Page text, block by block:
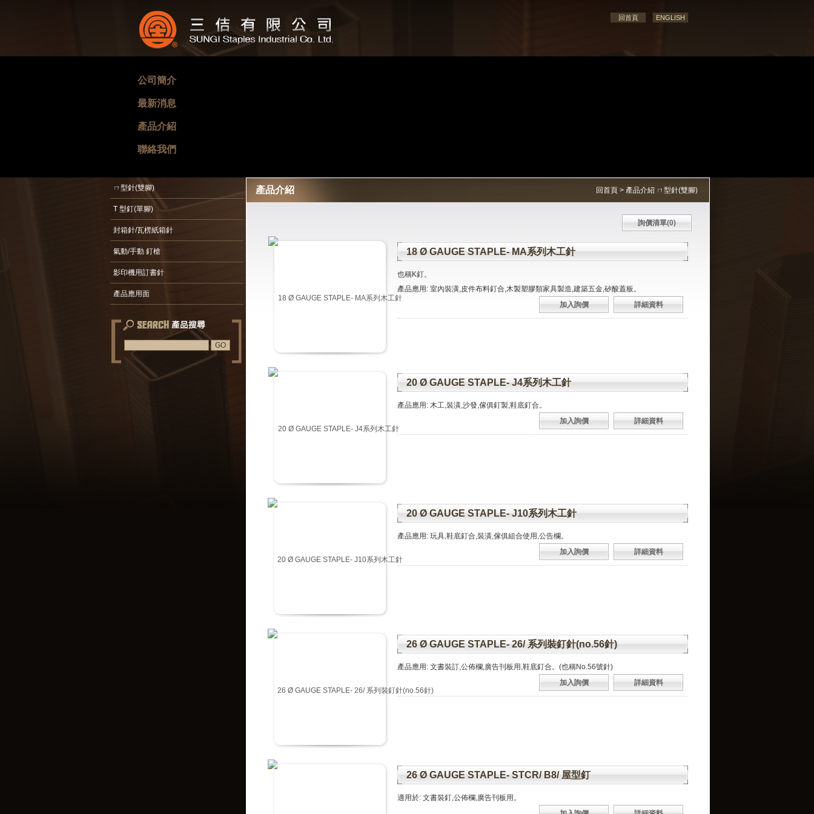
ENGLISH
回首頁
公司簡介
最新消息
產品介紹
聯絡我們
ㄇ型針(雙腳)
T 型釘(單腳)
封箱針/瓦楞紙箱針
氣動/手動 釘槍
影印機用訂書針
產品應用面
回首頁 > 產品介紹 ㄇ型針(雙腳)
產品介紹
詢價清單(0)
18 Ø GAUGE STAPLE- MA系列木工針
也稱K釘。
產品應用: 室內裝潢,皮件布料釘合,木製塑膠類家具製造,建築五金,矽酸蓋板。
詳細資料
加入詢價
20 Ø GAUGE STAPLE- J4系列木工針
產品應用: 木工,裝潢,沙發,傢俱釘製,鞋底釘合。
詳細資料
加入詢價
20 Ø GAUGE STAPLE- J10系列木工針
產品應用: 玩具,鞋底釘合,裝潢,傢俱組合使用,公告欄。
詳細資料
加入詢價
26 Ø GAUGE STAPLE- 26/ 系列裝釘針(no.56針)
產品應用: 文書裝訂,公佈欄,廣告刊板用,鞋底釘合。(也稱No.56號針)
詳細資料
加入詢價
26 Ø GAUGE STAPLE- STCR/ B8/ 屋型釘
適用於: 文書裝釘,公佈欄,廣告刊板用。